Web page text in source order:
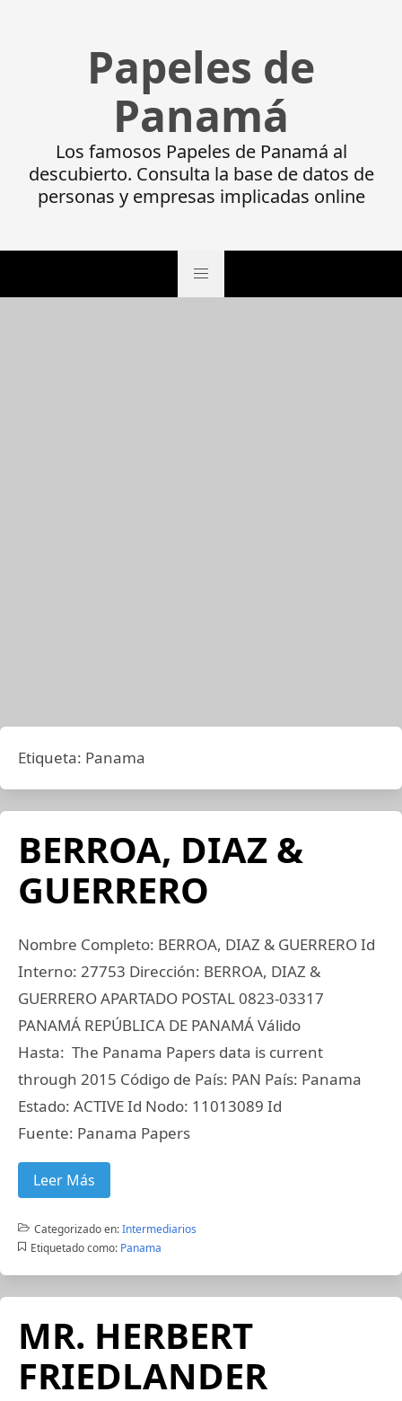
Papeles de
Panamá
Los famosos Papeles de Panamá al
descubierto. Consulta la base de datos de
personas y empresas implicadas online
Etiqueta: Panama
BERROA, DIAZ &
GUERRERO
Nombre Completo: BERROA, DIAZ & GUERRERO Id
Interno: 27753 Dirección: BERROA, DIAZ &
GUERRERO APARTADO POSTAL 0823-03317
PANAMÁ REPÚBLICA DE PANAMÁ Válido
Hasta: The Panama Papers data is current
through 2015 Código de País: PAN País: Panama
Estado: ACTIVE Id Nodo: 11013089 Id
Fuente: Panama Papers
Leer Más
Categorizado en:Intermediarios
Etiquetado como: Panama
MR. HERBERT
FRIEDLANDER